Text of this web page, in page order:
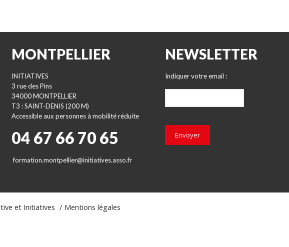
MONTPELLIER
INITIATIVES
3 rue des Pins
34000 MONTPELLIER
T3 : SAINT-DENIS (200 M)
Accessible aux personnes à mobilité réduite
04 67 66 70 65
formation.montpellier@initiatives.asso.fr
NEWSLETTER
Indiquer votre email :
Envoyer
et Initiatives Mentions légales